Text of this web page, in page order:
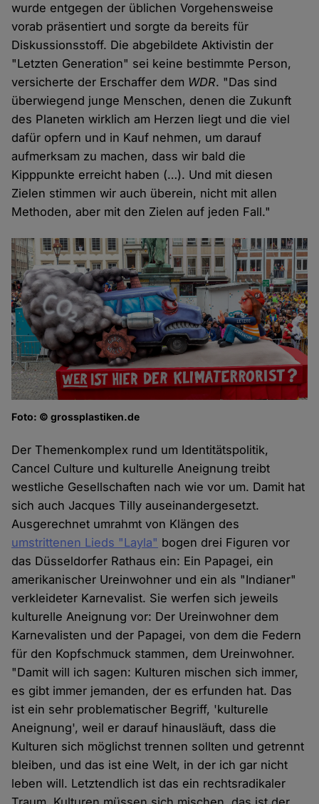
wurde entgegen der üblichen Vorgehensweise
vorab präsentiert und sorgte da bereits für
Diskussionsstoff. Die abgebildete Aktivistin der
"Letzten Generation" sei keine bestimmte Person,
versicherte der Erschaffer dem WDR. "Das sind
überwiegend junge Menschen, denen die Zukunft
des Planeten wirklich am Herzen liegt und die viel
dafür opfern und in Kauf nehmen, um darauf
aufmerksam zu machen, dass wir bald die
Kipppunkte erreicht haben (…). Und mit diesen
Zielen stimmen wir auch überein, nicht mit allen
Methoden, aber mit den Zielen auf jeden Fall."
Foto: © grossplastiken.de
Der Themenkomplex rund um Identitätspolitik,
Cancel Culture und kulturelle Aneignung treibt
westliche Gesellschaften nach wie vor um. Damit hat
sich auch Jacques Tilly auseinandergesetzt.
Ausgerechnet umrahmt von Klängen des
umstrittenen Lieds "Layla" bogen drei Figuren vor
das Düsseldorfer Rathaus ein: Ein Papagei, ein
amerikanischer Ureinwohner und ein als "Indianer"
verkleideter Karnevalist. Sie werfen sich jeweils
kulturelle Aneignung vor: Der Ureinwohner dem
Karnevalisten und der Papagei, von dem die Federn
für den Kopfschmuck stammen, dem Ureinwohner.
"Damit will ich sagen: Kulturen mischen sich immer,
es gibt immer jemanden, der es erfunden hat. Das
ist ein sehr problematischer Begriff, 'kulturelle
Aneignung', weil er darauf hinausläuft, dass die
Kulturen sich möglichst trennen sollten und getrennt
bleiben, und das ist eine Welt, in der ich gar nicht
leben will. Letztendlich ist das ein rechtsradikaler